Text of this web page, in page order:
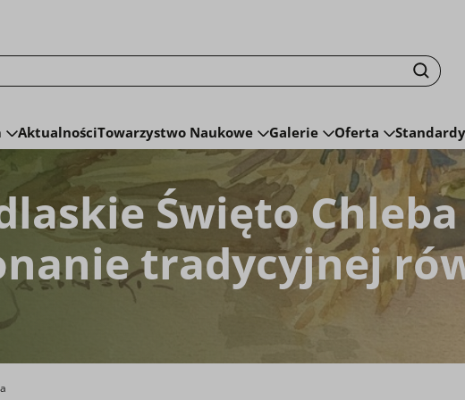
przycisku fraza zostanie wyszukana
Szukaj
AktualnościTowarzystwo Naukowe Galerie Oferta
Święto
tradycyjnej